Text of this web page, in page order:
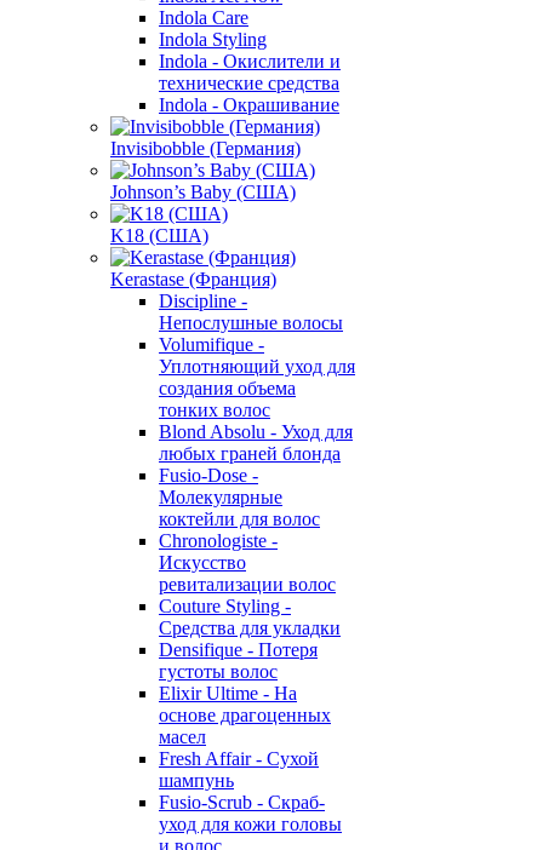
Indola Care
Indola Styling
Indola - Окислители и
технические средства
Indola - Окрашивание
Invisibobble (Германия)
Johnson’s Baby (США)
K18 (США)
Kerastase (Франция)
Discipline -
Непослушные волосы
Volumifique -
Уплотняющий уход для
создания объема
тонких волос
Blond Absolu - Уход для
любых граней блонда
Fusio-Dose -
Молекулярные
коктейли для волос
Chronologiste -
Искусство
ревитализации волос
Couture Styling -
Средства для укладки
Densifique - Потеря
густоты волос
Elixir Ultime - На
основе драгоценных
масел
Fresh Affair - Сухой
шампунь
Fusio-Scrub - Скраб-
уход для кожи головы
и волос